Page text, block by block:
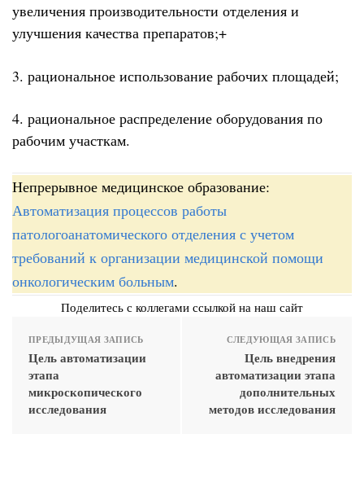
увеличения производительности отделения и
улучшения качества препаратов;+
3. рациональное использование рабочих площадей;
4. рациональное распределение оборудования по
рабочим участкам.
Непрерывное медицинское образование:
Автоматизация процессов работы
патологоанатомического отделения с учетом
требований к организации медицинской помощи
онкологическим больным.
Поделитесь с коллегами ссылкой на наш сайт
ПРЕДЫДУЩАЯ ЗАПИСЬ
Цель автоматизации
этапа
микроскопического
исследования
СЛЕДУЮЩАЯ ЗАПИСЬ
Цель внедрения
автоматизации этапа
дополнительных
методов исследования